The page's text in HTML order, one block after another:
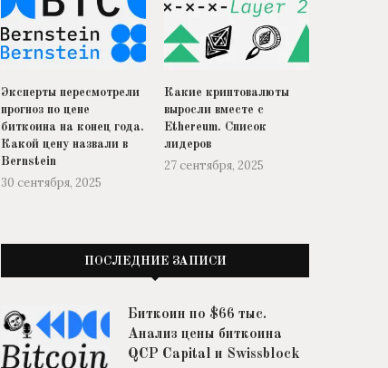
Эксперты пересмотрели
прогноз по цене
биткоина на конец года.
Какой цену назвали в
Bernstein
30 сентября, 2025
Какие криптовалюты
выросли вместе с
Ethereum. Список
лидеров
27 сентября, 2025
ПОСЛЕДНИЕ ЗАПИСИ
Биткоин по $66 тыс.
Анализ цены биткоина
QCP Capital и Swissblock